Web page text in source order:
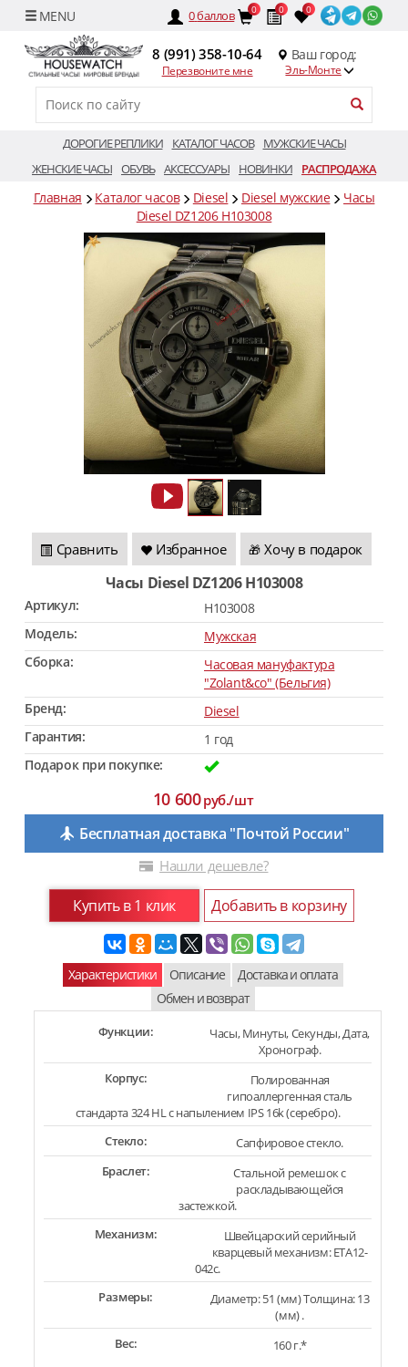
0баллов 0 0 0
8 (991) 358-10-64
Перезвоните мне
Ваш город:
Эль-Монте
ДОРОГИЕ РЕПЛИКИ КАТАЛОГ ЧАСОВ
МУЖСКИЕ ЧАСЫ
ЖЕНСКИЕ ЧАСЫ ОБУВЬ АКСЕССУАРЫ НОВИНКИ РАСПРОДАЖА
Главная Каталог часов Diesel Diesel мужские
Часы
Diesel DZ1206 H103008
Сравнить Избранное 🎁 Хочу в подарок
Часы Diesel DZ1206 H103008
Артикул:
H103008
Модель:
Мужская
Сборка:
Часовая мануфактура
"Zolant&co" (Бельгия)
Бренд:
Diesel
Гарантия:
1 год
Подарок при покупке:
10 600руб./шт
Бесплатная доставка "Почтой России"
Нашли дешевле?
Купить в 1 клик Добавить в корзину
Характеристики Описание
Доставка и оплата
Обмен и возврат
Функции:
Часы, Минуты, Секунды, Дата,
Хронограф.
Корпус:
Полированная
гипоаллергенная сталь
стандарта 324 HL с напылением IPS 16k (серебро).
Стекло:
Сапфировое стекло.
Браслет:
Стальной ремешок с
раскладывающейся
застежкой.
Механизм:
Швейцарский серийный
кварцевый механизм: ETA12-
042c.
Размеры:
Диаметр: 51 (мм) Толщина: 13
(мм) .
Вес:
160 г.*